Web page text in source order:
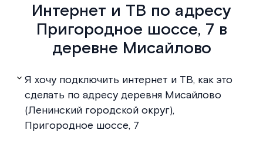
Интернет и ТВ по адресу
Пригородное шоссе, 7 в
деревне Мисайлово
Я хочу подключить интернет и ТВ, как это
сделать по адресу деревня Мисайлово
(Ленинский городской округ),
Пригородное шоссе, 7